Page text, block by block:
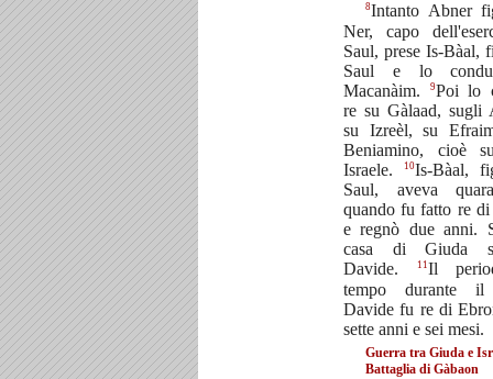
8Intanto Abner
Ner, capo
Saul, prese Is-Bàal,
Saul e lo
Macanàim.
9Poi lo
re su Gàlaad, sugli
su Izreèl, su
Beniamino, cioè
Israele.
10Is-Bàal,
Saul, aveva
quando fu fatto re di
e regnò due anni.
casa di Giuda
Davide.
11Il
tempo durante il
Davide fu re di
sette anni e sei mesi.
Guerra tra Giuda e
Battaglia di Gàbaon